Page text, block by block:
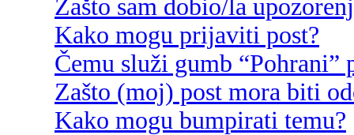
Zašto sam dobio/la
Kako mogu prijaviti post?
Čemu služi gumb
Zašto (moj) post mora biti
Kako mogu bumpirati temu?